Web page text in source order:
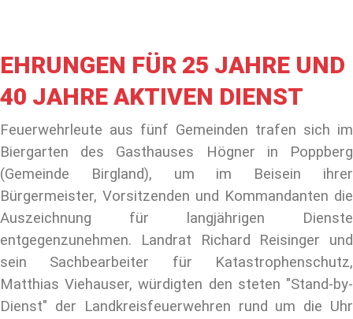
EHRUNGEN FÜR 25 JAHRE UND
40 JAHRE AKTIVEN DIENST
Feuerwehrleute aus fünf Gemeinden trafen sich im
Biergarten des Gasthauses Högner in Poppberg
(Gemeinde Birgland), um im Beisein ihrer
Bürgermeister, Vorsitzenden und Kommandanten die
Auszeichnung für langjährigen Dienste
entgegenzunehmen. Landrat Richard Reisinger und
sein Sachbearbeiter für Katastrophenschutz,
Matthias Viehauser, würdigten den steten "Stand-by-
Dienst" der Landkreisfeuerwehren rund um die Uhr